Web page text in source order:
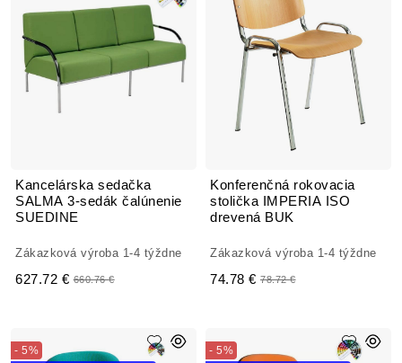
Kancelárska sedačka
SALMA 3-sedák čalúnenie
SUEDINE
Zákazková výroba 1-4 týždne
627.72 € 660.76 €
Konferenčná rokovacia
stolička IMPERIA ISO
drevená BUK
Zákazková výroba 1-4 týždne
74.78 € 78.72 €
- 5%
- 5%